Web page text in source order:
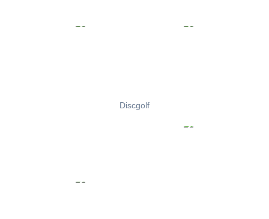
Discgolf